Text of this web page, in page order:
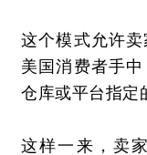
这个模式允许
美国消费者手
仓库或平台指定
这样一来，卖